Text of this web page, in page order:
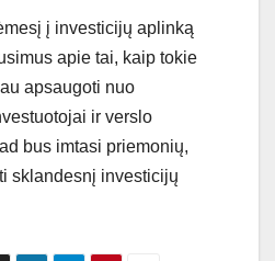
į investicijų aplinką
apie tai, kaip tokie
apsaugoti nuo
ir verslo
bus imtasi priemonių,
sklandesnį investicijų